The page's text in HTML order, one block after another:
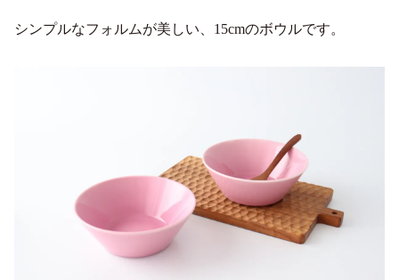
シンプルなフォルムが美しい、15cmのボウルです。